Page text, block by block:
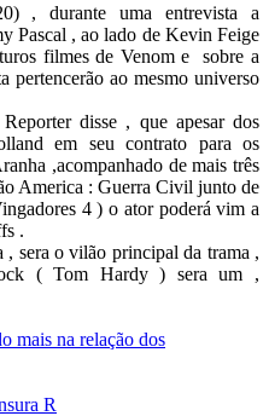
, durante uma entrevista a
Pascal , ao lado de Kevin Feige
filmes de Venom e sobre a
pertencerão ao mesmo universo
disse , que apesar dos
em seu contrato para os
,acompanhado de mais três
America : Guerra Civil junto de
4 ) o ator poderá vim a
.
, sera o vilão principal da trama ,
( Tom Hardy ) sera um ,
mais na relação dos
R